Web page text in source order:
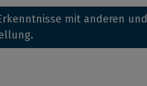
mit anderen und